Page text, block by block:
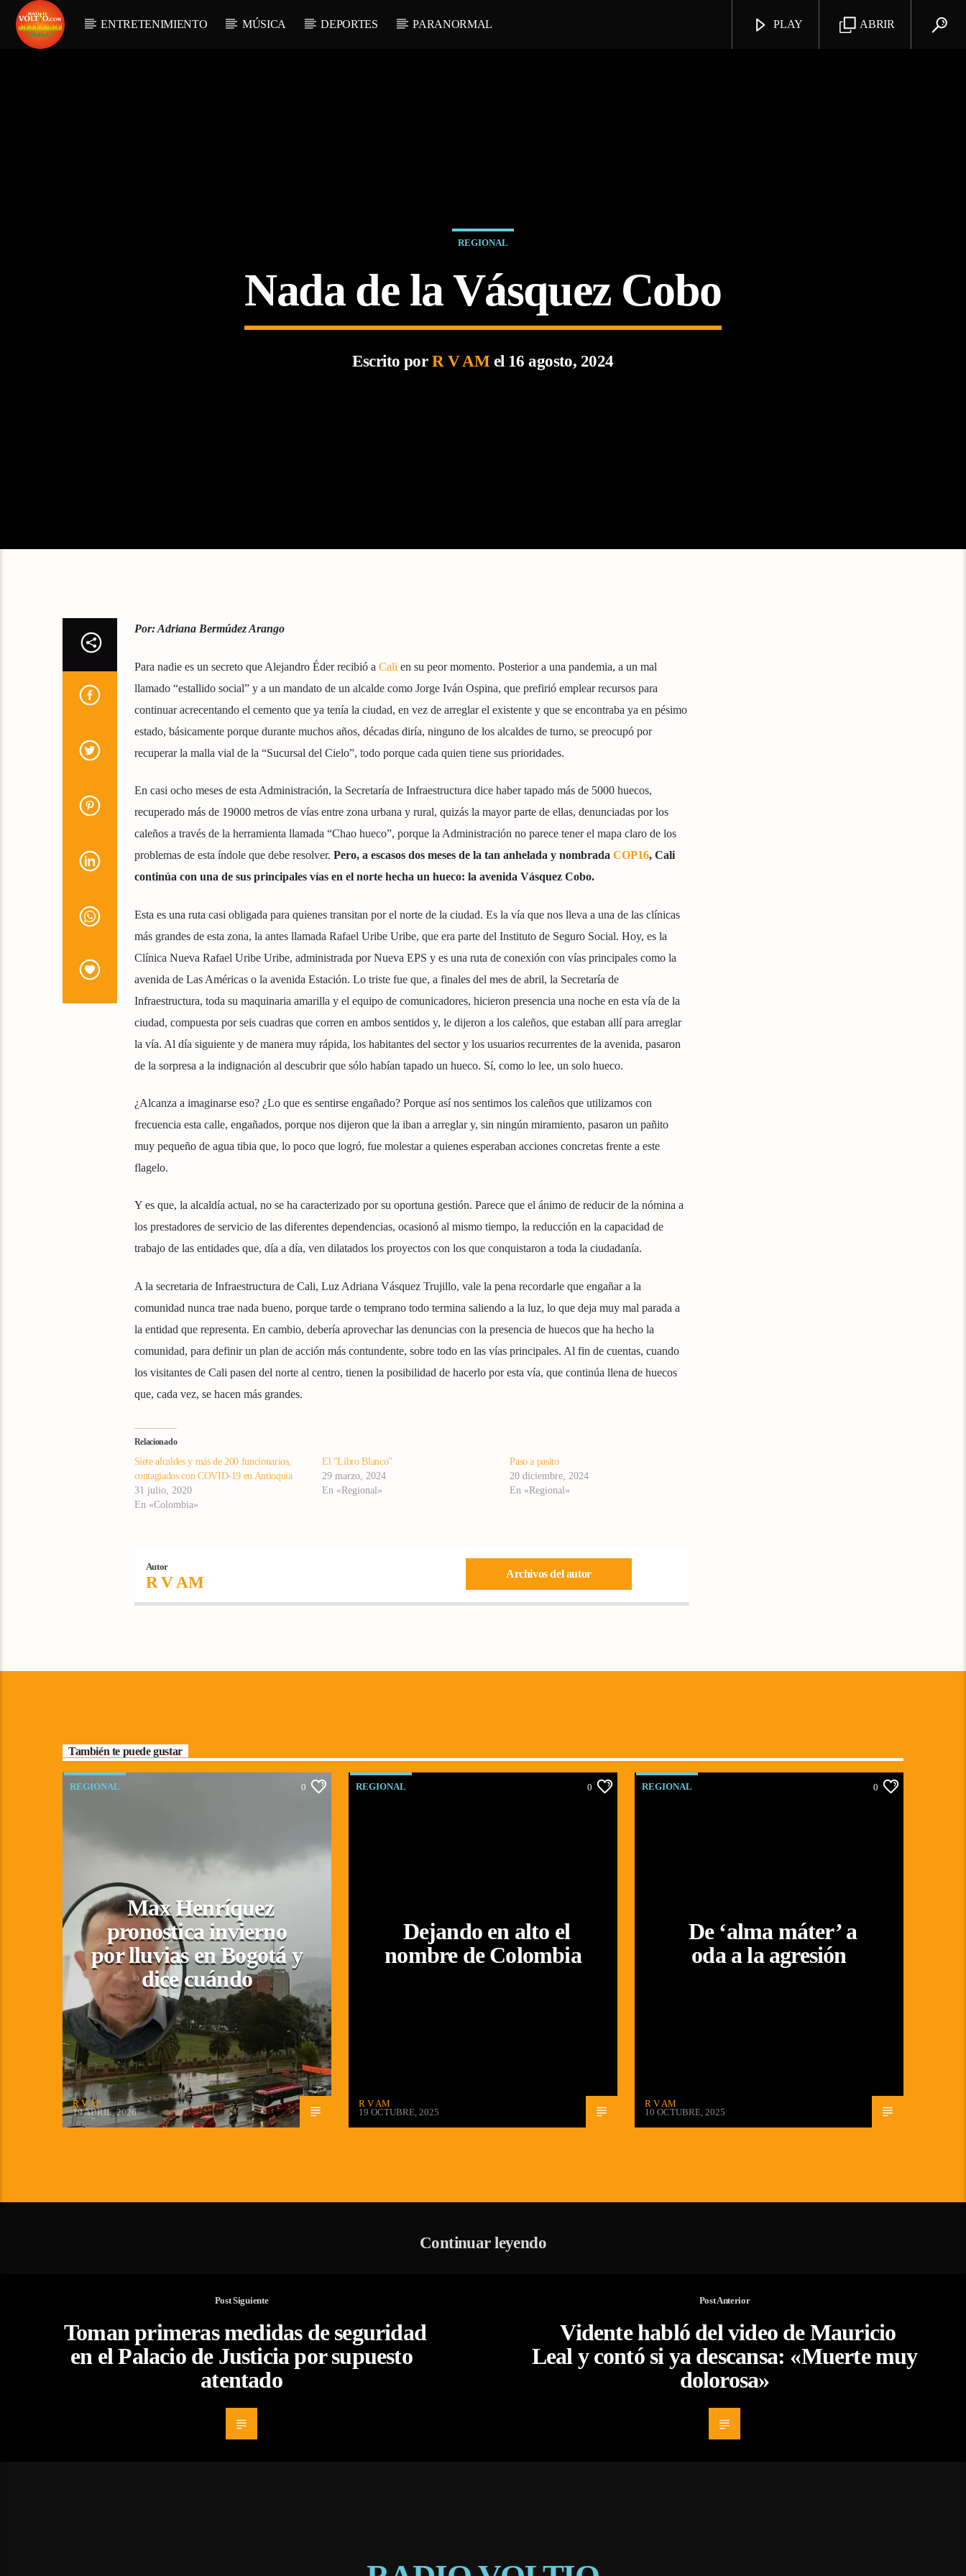
ENTRETENIMIENTO MÚSICA DEPORTES PARANORMAL ABRIR
PLAY
REGIONAL
Nada de la Vásquez Cobo
Escrito por R V AM el 16 agosto, 2024
Por: Adriana Bermúdez Arango
Para nadie es un secreto que Alejandro Éder recibió a Cali en su peor momento. Posterior a una pandemia, a un mal
llamado “estallido social” y a un mandato de un alcalde como Jorge Iván Ospina, que prefirió emplear recursos para
continuar acrecentando el cemento que ya tenía la ciudad, en vez de arreglar el existente y que se encontraba ya en pésimo
estado, básicamente porque durante muchos años, décadas diría, ninguno de los alcaldes de turno, se preocupó por
recuperar la malla vial de la “Sucursal del Cielo”, todo porque cada quien tiene sus prioridades.
En casi ocho meses de esta Administración, la Secretaría de Infraestructura dice haber tapado más de 5000 huecos,
recuperado más de 19000 metros de vías entre zona urbana y rural, quizás la mayor parte de ellas, denunciadas por los
caleños a través de la herramienta llamada “Chao hueco”, porque la Administración no parece tener el mapa claro de los
problemas de esta índole que debe resolver. Pero, a escasos dos meses de la tan anhelada y nombrada COP16, Cali
continúa con una de sus principales vías en el norte hecha un hueco: la avenida Vásquez Cobo.
Esta es una ruta casi obligada para quienes transitan por el norte de la ciudad. Es la vía que nos lleva a una de las clínicas
más grandes de esta zona, la antes llamada Rafael Uribe Uribe, que era parte del Instituto de Seguro Social. Hoy, es la
Clínica Nueva Rafael Uribe Uribe, administrada por Nueva EPS y es una ruta de conexión con vías principales como la
avenida de Las Américas o la avenida Estación. Lo triste fue que, a finales del mes de abril, la Secretaría de
Infraestructura, toda su maquinaria amarilla y el equipo de comunicadores, hicieron presencia una noche en esta vía de la
ciudad, compuesta por seis cuadras que corren en ambos sentidos y, le dijeron a los caleños, que estaban allí para arreglar
la vía. Al día siguiente y de manera muy rápida, los habitantes del sector y los usuarios recurrentes de la avenida, pasaron
de la sorpresa a la indignación al descubrir que sólo habían tapado un hueco. Sí, como lo lee, un solo hueco.
¿Alcanza a imaginarse eso? ¿Lo que es sentirse engañado? Porque así nos sentimos los caleños que utilizamos con
frecuencia esta calle, engañados, porque nos dijeron que la iban a arreglar y, sin ningún miramiento, pasaron un pañito
muy pequeño de agua tibia que, lo poco que logró, fue molestar a quienes esperaban acciones concretas frente a este
flagelo.
Y es que, la alcaldía actual, no se ha caracterizado por su oportuna gestión. Parece que el ánimo de reducir de la nómina a
los prestadores de servicio de las diferentes dependencias, ocasionó al mismo tiempo, la reducción en la capacidad de
trabajo de las entidades que, día a día, ven dilatados los proyectos con los que conquistaron a toda la ciudadanía.
A la secretaria de Infraestructura de Cali, Luz Adriana Vásquez Trujillo, vale la pena recordarle que engañar a la
comunidad nunca trae nada bueno, porque tarde o temprano todo termina saliendo a la luz, lo que deja muy mal parada a
la entidad que representa. En cambio, debería aprovechar las denuncias con la presencia de huecos que ha hecho la
comunidad, para definir un plan de acción más contundente, sobre todo en las vías principales. Al fin de cuentas, cuando
los visitantes de Cali pasen del norte al centro, tienen la posibilidad de hacerlo por esta vía, que continúa llena de huecos
que, cada vez, se hacen más grandes.
Relacionado
Siete alcaldes y más de 200 funcionarios,
contagiados con COVID-19 en Antioquia
31 julio, 2020
En «Colombia»
El “Libro Blanco”
29 marzo, 2024
En «Regional»
Paso a pasito
20 diciembre, 2024
En «Regional»
Autor
R V AM
Archivos del autor
También te puede gustar
REGIONAL 0
Max Henríquez
pronostica invierno
por lluvias en Bogotá y
dice cuándo
R V AP
19 ABRIL, 2026
REGIONAL 0
Dejando en alto el
nombre de Colombia
R V AM
19 OCTUBRE, 2025
REGIONAL 0
De ‘alma máter’ a
oda a la agresión
R V AM
10 OCTUBRE, 2025
Continuar leyendo
Post Siguiente
Toman primeras medidas de seguridad
en el Palacio de Justicia por supuesto
atentado
Post Anterior
Vidente habló del video de Mauricio
Leal y contó si ya descansa: «Muerte muy
dolorosa»